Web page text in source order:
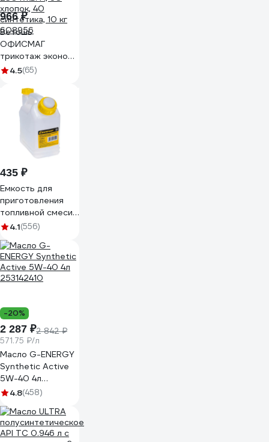
966 ₽
Ветошь
ОФИСМАГ
трикотаж эконом,
лоскуты 40x60 см
плотность 180-
250 г/кв. м, 60
хлопок, 40
синтетика, 10 кг
608956
4.5(65)
435 ₽
Емкость для
приготовления
топливной смеси
(1 л) Champion
4.1(556)
-20%
2 287 ₽2 842 ₽
571.75 ₽/л
Масло G-ENERGY
Synthetic Active
5W-40 4л
253142410
4.8(458)